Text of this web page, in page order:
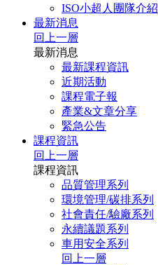
ISO小超人團隊介紹
最新消息
回上一層
最新消息
最新課程資訊
近期活動
課程電子報
產業&文章分享
緊急公告
課程資訊
回上一層
課程資訊
品質管理系列
環境管理/碳排系列
社會責任/驗廠系列
永續議題系列
車用安全系列
回上一層